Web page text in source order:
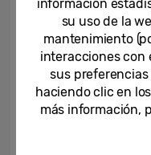
información
su uso de la
mantenimiento
interacciones con
sus
haciendo clic en
más información,